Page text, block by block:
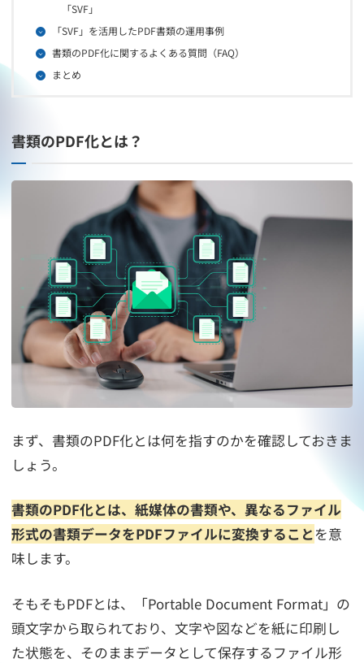
「SVF」
「SVF」を活用したPDF書類の運用事例
書類のPDF化に関するよくある質問（FAQ）
まとめ
書類のPDF化とは？
まず、書類のPDF化とは何を指すのかを確認しておきま
しょう。
書類のPDF化とは、紙媒体の書類や、異なるファイル
形式の書類データをPDFファイルに変換することを意
味します。
そもそもPDFとは、「Portable Document Format」の
頭文字から取られており、文字や図などを紙に印刷し
た状態を、そのままデータとして保存するファイル形